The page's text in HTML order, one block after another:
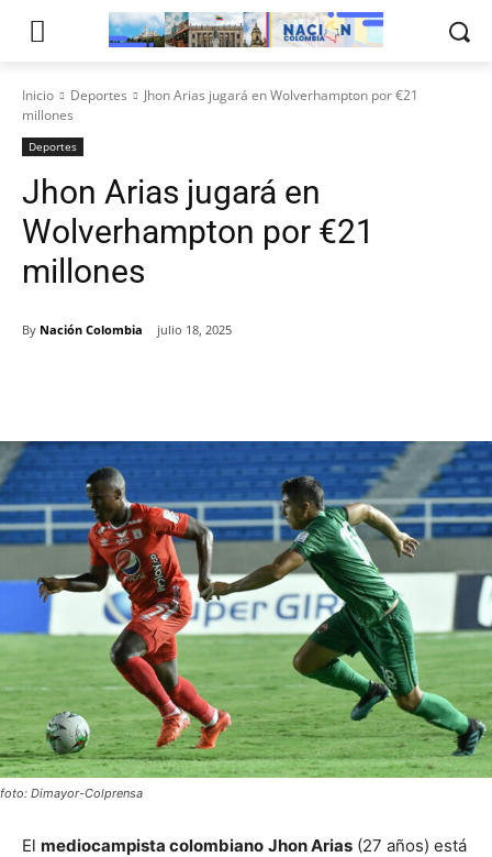
Inicio Deportes
Jhon Arias jugará en Wolverhampton por €21
millones
Deportes
Jhon Arias jugará en
Wolverhampton por €21
millones
By Nación Colombia julio 18, 2025
foto: Dimayor-Colprensa
El mediocampista colombiano Jhon Arias (27 años) está